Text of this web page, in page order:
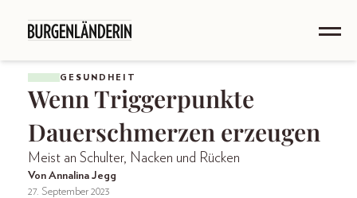
GESUNDHEIT
Wenn Triggerpunkte
Dauerschmerzen erzeugen
Meist an Schulter, Nacken und Rücken
Von Annalina Jegg
27. September 2023